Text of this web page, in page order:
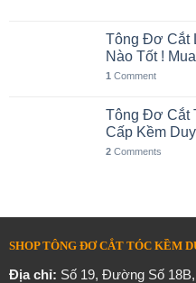
Tông Đơ Cắt
Nào Tốt !
1 Comment
Tông Đơ Cắt
Cấp Kềm Duy
2 Comments
SHOP TÔNG ĐƠ CẮT TÓC KỀM
Địa chỉ: Số 19, Đường Số